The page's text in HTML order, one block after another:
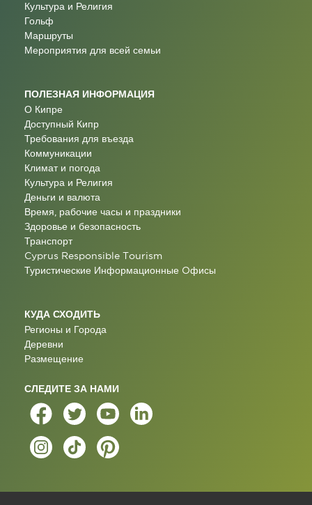
Культура и Религия
Гольф
Маршруты
Мероприятия для всей семьи
ПОЛЕЗНАЯ ИНФОРМАЦИЯ
О Кипре
Доступный Кипр
Требования для въезда
Коммуникации
Климат и погода
Культура и Религия
Деньги и валюта
Время, рабочие часы и праздники
Здоровье и безопасность
Транспорт
Cyprus Responsible Tourism
Туристические Информационные Oфисы
КУДА СХОДИТЬ
Регионы и Города
Деревни
Размещение
СЛЕДИТЕ ЗА НАМИ